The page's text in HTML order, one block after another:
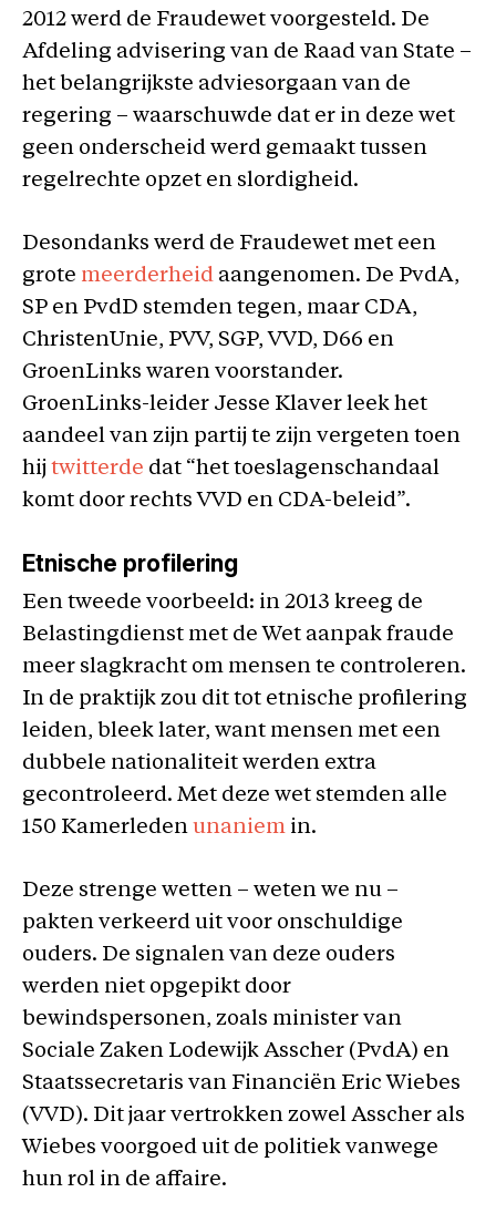
2012 werd de Fraudewet voorgesteld. De
Afdeling advisering van de Raad van State –
het belangrijkste adviesorgaan van de
regering – waarschuwde dat er in deze wet
geen onderscheid werd gemaakt tussen
regelrechte opzet en slordigheid.
Desondanks werd de Fraudewet met een
grote meerderheid aangenomen. De PvdA,
SP en PvdD stemden tegen, maar CDA,
ChristenUnie, PVV, SGP, VVD, D66 en
GroenLinks waren voorstander.
GroenLinks-leider Jesse Klaver leek het
aandeel van zijn partij te zijn vergeten toen
hij twitterde dat “het toeslagenschandaal
komt door rechts VVD en CDA-beleid”.
Etnische profilering
Een tweede voorbeeld: in 2013 kreeg de
Belastingdienst met de Wet aanpak fraude
meer slagkracht om mensen te controleren.
In de praktijk zou dit tot etnische profilering
leiden, bleek later, want mensen met een
dubbele nationaliteit werden extra
gecontroleerd. Met deze wet stemden alle
150 Kamerleden unaniem in.
Deze strenge wetten – weten we nu –
pakten verkeerd uit voor onschuldige
ouders. De signalen van deze ouders
werden niet opgepikt door
bewindspersonen, zoals minister van
Sociale Zaken Lodewijk Asscher (PvdA) en
Staatssecretaris van Financiën Eric Wiebes
(VVD). Dit jaar vertrokken zowel Asscher als
Wiebes voorgoed uit de politiek vanwege
hun rol in de affaire.